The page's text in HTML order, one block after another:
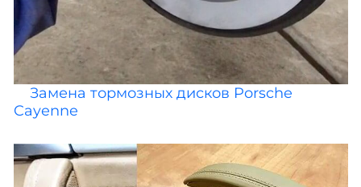
Замена тормозных дисков Porsche
Cayenne